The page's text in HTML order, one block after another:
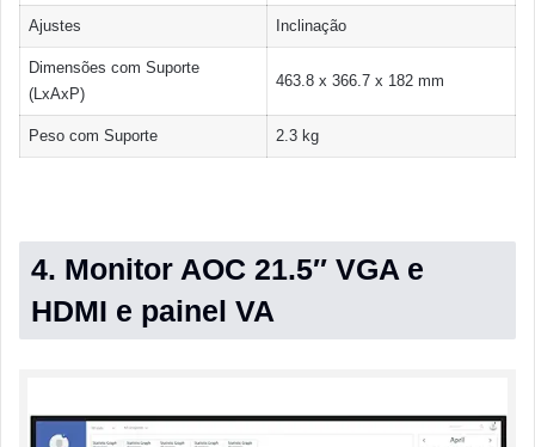
Ajustes Inclinação
Dimensões com Suporte
(LxAxP)
463.8 x 366.7 x 182 mm
Peso com Suporte 2.3 kg
4. Monitor AOC 21.5″ VGA e
HDMI e painel VA